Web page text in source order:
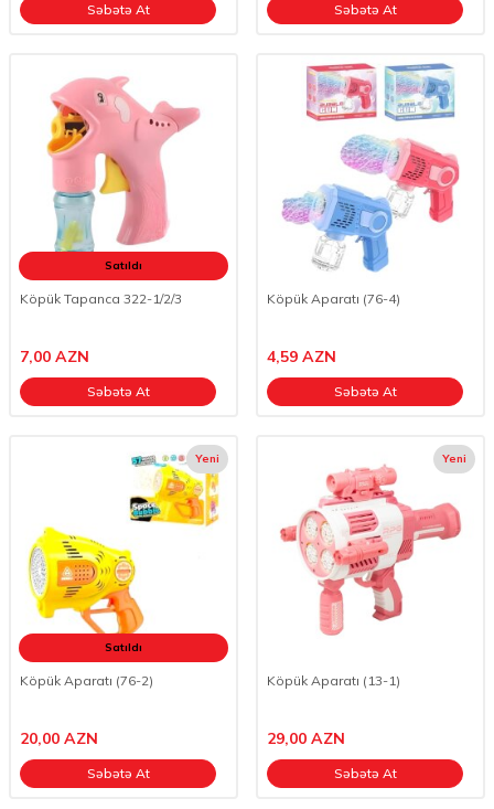
Səbətə At Səbətə At
Satıldı
Köpük Tapanca 322-1/2/3
7,00 AZN
Səbətə At
Köpük Aparatı (76-4)
4,59 AZN
Səbətə At
Yeni
Satıldı
Köpük Aparatı (76-2)
20,00 AZN
Səbətə At
Yeni
Köpük Aparatı (13-1)
29,00 AZN
Səbətə At